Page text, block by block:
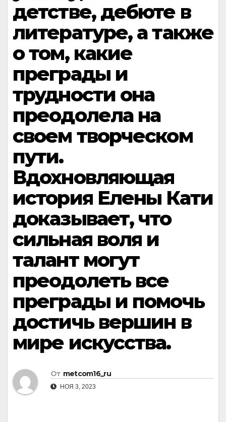
детстве, дебюте в
литературе, а также
о том, какие
преграды и
трудности она
преодолела на
своем творческом
пути.
Вдохновляющая
история Елены Кати
доказывает, что
сильная воля и
талант могут
преодолеть все
преграды и помочь
достичь вершин в
мире искусства.
От metcom16_ru
НОЯ 3, 2023